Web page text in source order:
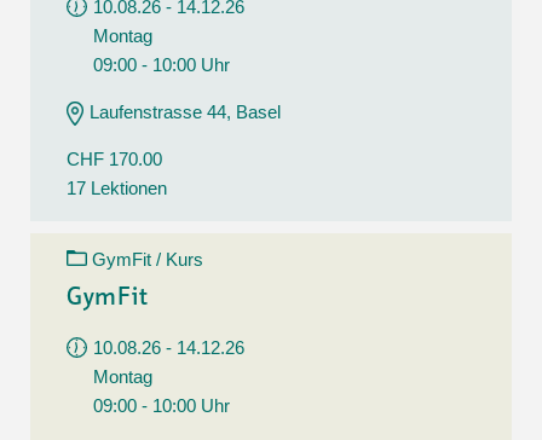
10.08.26 - 14.12.26
Montag
09:00 - 10:00 Uhr
Laufenstrasse 44, Basel
CHF 170.00
17 Lektionen
GymFit / Kurs
GymFit
10.08.26 - 14.12.26
Montag
09:00 - 10:00 Uhr